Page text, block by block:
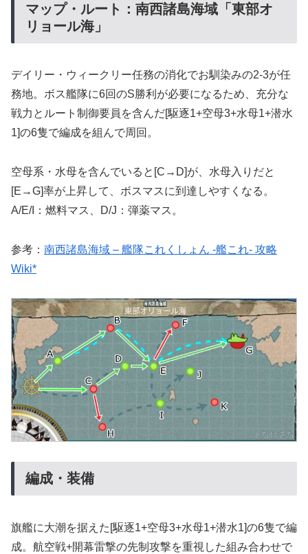
マップ・ルート：南西諸島海域「東部オ
リョール海」
デイリー・ウィークリー任務の消化でお馴染みの2-3が任
務地。ボス艦隊に6回のS勝利が必要になるため、充分な
戦力とルート制御要員を含んだ[駆逐1+空母3+水母1+潜水
1]の6隻で編成を組んで周回。
空母系・水母を含んでいると[C→D]が、水母入りだと
[E→G]率が上昇して、ボスマスに到達しやすくなる。
A/E/I：燃料マス、D/J：弾薬マス。
参考： 南西諸島海域 – 艦隊これくしょん -艦これ- 攻略
Wiki*
編成・装備
旗艦に大潮を据えた[駆逐1+空母3+水母1+潜水1]の6隻で編
成。航空戦+開幕雷撃の先制攻撃を重視した組み合わせで